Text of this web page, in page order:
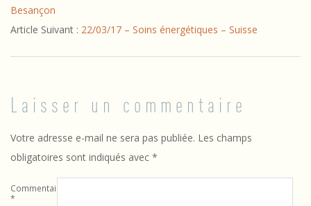
20
Besançon
Article Suivant : 22/03/17 – Soins énergétiques – Suisse
Laisser un commentaire
Votre adresse e-mail ne sera pas publiée. Les champs
obligatoires sont indiqués avec *
Commentaire
*